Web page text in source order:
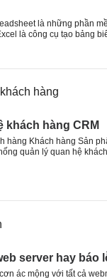
là những phần
là công cụ tạo bảng
khách hàng CRM
hàng Khách hàng Sản
quản lý quan hệ
server hay báo
ác mộng với tất cả